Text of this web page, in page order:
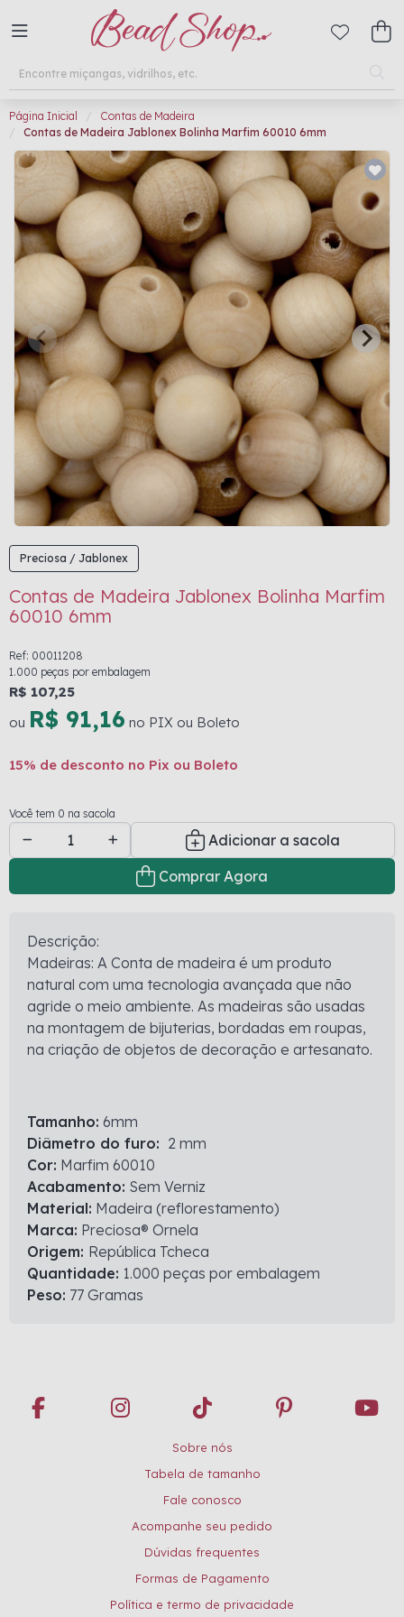
Página Inicial
Contas de Madeira
Contas de Madeira Jablonex Bolinha Marfim 60010 6mm
Preciosa / Jablonex
Contas de Madeira Jablonex Bolinha Marfim
60010 6mm
Ref: 00011208
1.000 peças por embalagem
R$ 107,25
ou R$ 91,16 no PIX ou Boleto
15% de desconto no Pix ou Boleto
Você tem 0 na sacola
Adicionar a sacola
Comprar Agora
Descrição:
Madeiras: A Conta de madeira é um produto
natural com uma tecnologia avançada que não
agride o meio ambiente. As madeiras são usadas
na montagem de bijuterias, bordadas em roupas,
na criação de objetos de decoração e artesanato.
Tamanho: 6mm
Diâmetro do furo: 2 mm
Cor: Marfim 60010
Acabamento: Sem Verniz
Material: Madeira (reflorestamento)
Marca: Preciosa® Ornela
Origem: República Tcheca
Quantidade: 1.000 peças por embalagem
Peso: 77 Gramas
Sobre nós
Tabela de tamanho
Fale conosco
Acompanhe seu pedido
Dúvidas frequentes
Formas de Pagamento
Política e termo de privacidade